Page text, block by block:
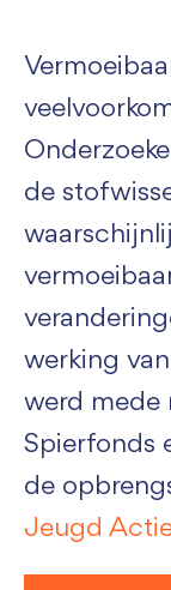
de
werking
werd mede
Spierfonds
de
Jeugd